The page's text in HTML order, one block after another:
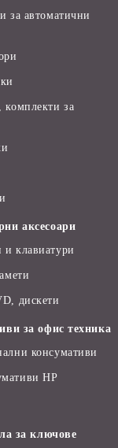
за автоматични
за
аксесоари
клавиатури
дискети
за офис техника
консумативи
HP
за ключове